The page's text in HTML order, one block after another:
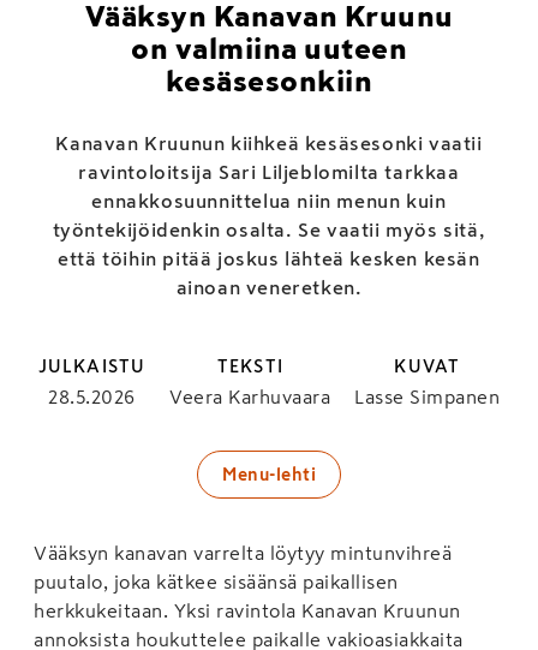
Vääksyn Kanavan Kruunu
on valmiina uuteen
kesäsesonkiin
Kanavan Kruunun kiihkeä kesäsesonki vaatii
ravintoloitsija Sari Liljeblomilta tarkkaa
ennakkosuunnittelua niin menun kuin
työntekijöidenkin osalta. Se vaatii myös sitä,
että töihin pitää joskus lähteä kesken kesän
ainoan veneretken.
JULKAISTU
28.5.2026
TEKSTI
Veera Karhuvaara
KUVAT
Lasse Simpanen
Menu-lehti
Vääksyn kanavan varrelta löytyy mintunvihreä
puutalo, joka kätkee sisäänsä paikallisen
herkkukeitaan. Yksi ravintola Kanavan Kruunun
annoksista houkuttelee paikalle vakioasiakkaita